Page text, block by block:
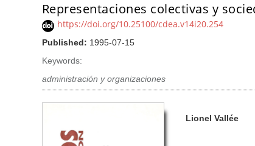
Representaciones colectivas y
https://doi.org/10.25100/cdea.v14i20.254
Published: 1995-07-15
Keywords:
administración y organizaciones
u
Lionel Vallée